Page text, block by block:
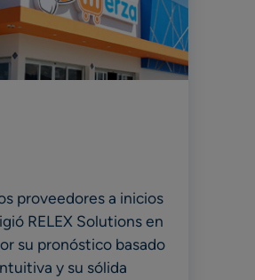
proveedores a inicios
RELEX Solutions en
su pronóstico basado
y su sólida